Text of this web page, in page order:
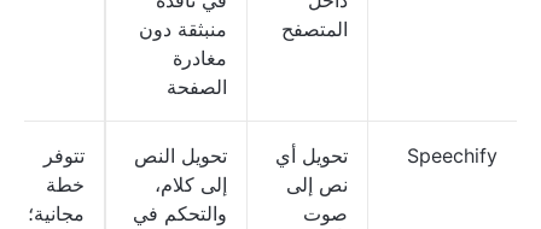
المتصفح
منبثقة دون
مغادرة
الصفحة
Speechify
تحويل أي
نص إلى
صوت
تحويل النص
إلى كلام،
والتحكم في
تتوفر
خطة
مجانية؛